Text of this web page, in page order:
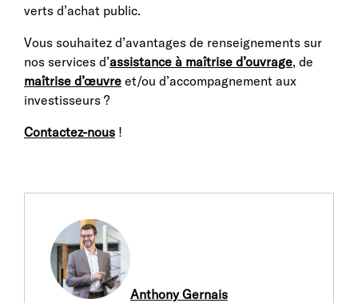
verts d’achat public.
Vous souhaitez d’avantages de renseignements sur
nos services d’assistance à maîtrise d’ouvrage, de
maîtrise d’œuvre et/ou d’accompagnement aux
investisseurs ?
Contactez-nous !
Anthony Gernais